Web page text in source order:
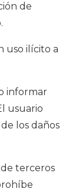
de
uso ilícito a
informar
usuario
los daños
terceros